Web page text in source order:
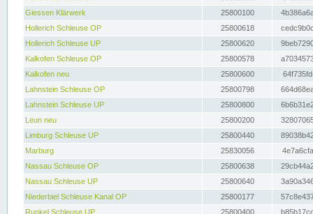
Giessen Klärwerk
25800100
Hollerich Schleuse OP
25800618
Hollerich Schleuse UP
25800620
Kalkofen Schleuse OP
25800578
Kalkofen neu
25800600
Lahnstein Schleuse OP
25800798
Lahnstein Schleuse UP
25800800
Leun neu
25800200
Limburg Schleuse UP
25800440
Marburg
25830056
Nassau Schleuse OP
25800638
Nassau Schleuse UP
25800640
Niederbiel Schleuse Kanal OP
25800177
Runkel Schleuse UP
25800400